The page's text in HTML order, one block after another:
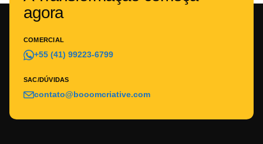
agora
COMERCIAL
+55 (41) 99223-6799
SAC/DÚVIDAS
contato@booomcriative.com